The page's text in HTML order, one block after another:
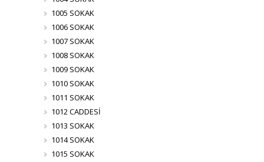
1005 SOKAK
1006 SOKAK
1007 SOKAK
1008 SOKAK
1009 SOKAK
1010 SOKAK
1011 SOKAK
1012 CADDESİ
1013 SOKAK
1014 SOKAK
1015 SOKAK